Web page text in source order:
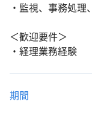
・監視、事務処
＜歓迎要件＞
・経理業務経験
期間